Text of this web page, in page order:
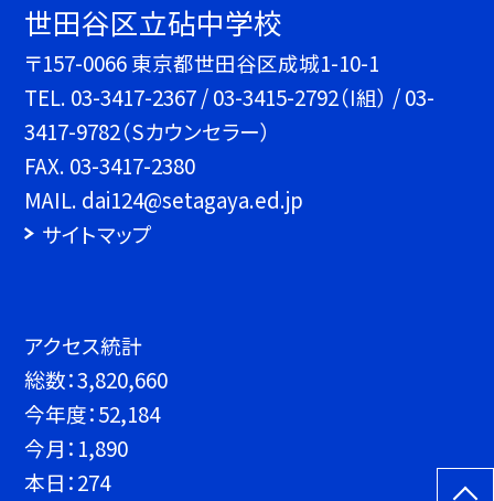
世田谷区立砧中学校
〒157-0066 東京都世田谷区成城1-10-1
TEL. 03-3417-2367 / 03-3415-2792（I組） / 03-
3417-9782（Sカウンセラー）
FAX. 03-3417-2380
MAIL. dai124@setagaya.ed.jp
サイトマップ
アクセス統計
総数：3,820,660
今年度：52,184
今月： 1,890
本日：274